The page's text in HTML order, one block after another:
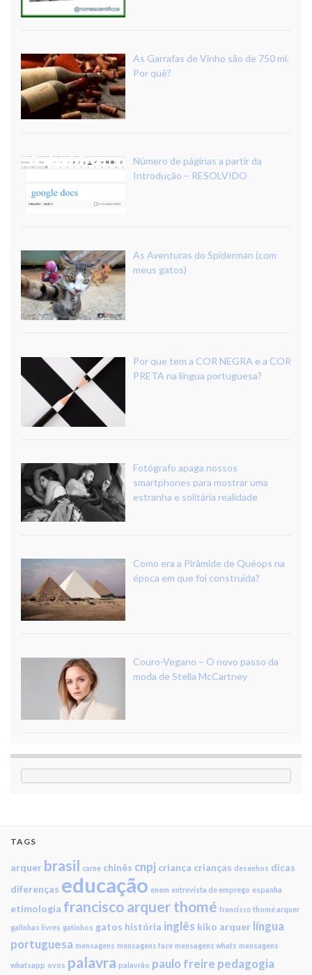
As Garrafas de Vinho são de 750 ml.
Por quê?
Número de páginas a partir da
Introdução – RESOLVIDO
As Aventuras do Spiderman (com
meus gatos)
Por que tem a COR NEGRA e a COR
PRETA na língua portuguesa?
Fotógrafo apaga nossos
smartphones para mostrar uma
estranha e solitária realidade
Como era a Pirâmide de Quéops na
época em que foi construída?
Couro-Vegano – O novo passo da
moda de Stella McCartney
TAGS
arquer brasil carne chinês cnpj criança crianças desenhos dicas
diferenças educação enem entrevista de emprego espanha
etimologia francisco arquer thomé francisco thomé arquer
galinhas livres gatinhos gatos história inglês kiko arquer língua
portuguesa mensagens mensagens face mensagens whats mensagens
whatsapp ovos palavra palavrão paulo freire pedagogia